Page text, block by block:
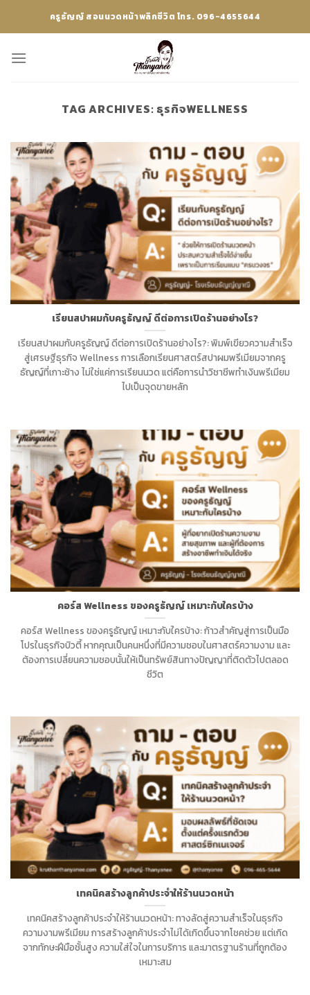
ครูธัญญ์ สอนนวดหน้าพลิกชีวิต โทร. 096-4655644
TAG ARCHIVES: ธุรกิจWELLNESS
เรียนสปาผมกับครูธัญญ์ ดีต่อการเปิดร้านอย่างไร?
เรียนสปาผมกับครูธัญญ์ ดีต่อการเปิดร้านอย่างไร?: พิมพ์เขียวความสำเร็จ
สู่เศรษฐีธุรกิจ Wellness การเลือกเรียนศาสตร์สปาผมพรีเมียมจากครู
ธัญญ์ที่เกาะช้าง ไม่ใช่แค่การเรียนนวด แต่คือการนำวิชาชีพทำเงินพรีเมียม
ไปเป็นจุดขายหลัก
คอร์ส Wellness ของครูธัญญ์ เหมาะกับใครบ้าง
คอร์ส Wellness ของครูธัญญ์ เหมาะกับใครบ้าง: ก้าวสำคัญสู่การเป็นมือ
โปรในธุรกิจบิวตี้ หากคุณเป็นคนหนึ่งที่มีความชอบในศาสตร์ความงาม และ
ต้องการเปลี่ยนความชอบนั้นให้เป็นทรัพย์สินทางปัญญาที่ติดตัวไปตลอด
ชีวิต
เทคนิคสร้างลูกค้าประจำให้ร้านนวดหน้า
เทคนิคสร้างลูกค้าประจำให้ร้านนวดหน้า: ทางลัดสู่ความสำเร็จในธุรกิจ
ความงามพรีเมียม การสร้างลูกค้าประจำไม่ได้เกิดขึ้นจากโชคช่วย แต่เกิด
จากทักษะฝีมือชั้นสูง ความใส่ใจในการบริการ และมาตรฐานร้านที่ถูกต้อง
เหมาะสม